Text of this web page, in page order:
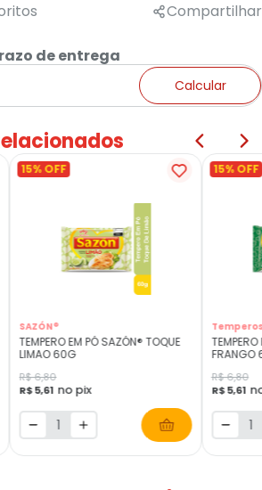
Compartilhar
de entrega
Calcular
15% OFF
SAZÓN®
TEMPERO EM PÓ SAZÓN® TOQUE
LIMAO 60G
R$ 6,80
R$ 5,61 no pix
15% OFF
FRANGO
R$ 6,80
R$ 5,61